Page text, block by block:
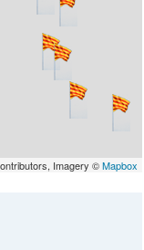
Imagery ©Mapbox